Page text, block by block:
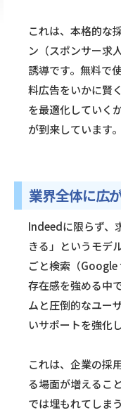
これは、本格的な
ン（スポンサー求
誘導です。無料で
料広告をいかに賢
を最適化していく
が到来しています。
業界全体に広
Indeedに限らず、
きる」というモデ
ごと検索（
存在感を強める中
ムと圧倒的なユー
いサポートを強化
これは、企業の採
る場面が増えるこ
では埋もれてしま